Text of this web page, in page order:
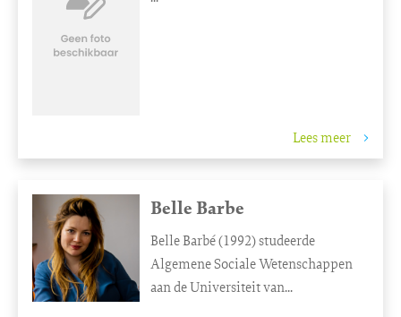
Lees meer
Belle Barbe
Belle Barbé (1992) studeerde
Algemene Sociale Wetenschappen
aan de Universiteit van...